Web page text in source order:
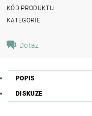
KÓD PRODUKTU
KATEGORIE
Dotaz
POPIS
DISKUZE